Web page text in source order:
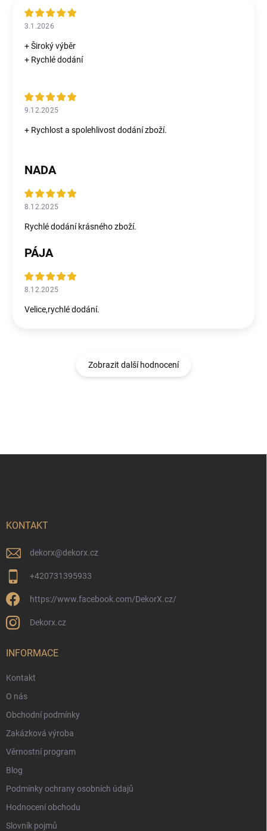
3.1.2026
+ Široký výběr
+ Rychlé dodání
9.12.2025
+ Rychlost a spolehlivost dodání zboží.
NADA
8.12.2025
Rychlé dodání krásného zboží.
PÁJA
8.12.2025
Velice,rychlé dodání.
Zobrazit další hodnocení
KONTAKT
dekorx@dekorx.cz
+420731395933
https://www.facebook.com/DekorX.cz/
Dekorx.cz
INFORMACE
Kontakt
O nás
Obchodní podmínky
Zakázková výroba
Věrnostní program
Blog
Podmínky ochrany osobních údajů
Hodnocení obchodu
Slovník pojmů